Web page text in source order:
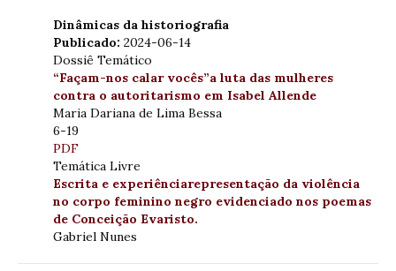
Dinâmicas da historiografia
Publicado: 2024-06-14
Dossiê Temático
“Façam-nos calar vocês”a luta das mulheres
contra o autoritarismo em Isabel Allende
Maria Dariana de Lima Bessa
6-19
PDF
Temática Livre
Escrita e experiênciarepresentação da violência
no corpo feminino negro evidenciado nos poemas
de Conceição Evaristo.
Gabriel Nunes